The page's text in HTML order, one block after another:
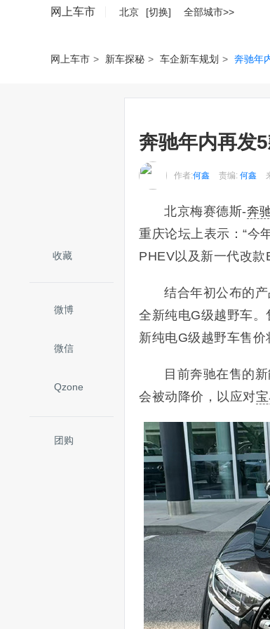
网上车市 北京 [切换] 全部城市>>
网上车市 > 新车探秘 > 车企新车规划 > 奔驰年
收藏
微博
微信
Qzone
团购
奔驰年内再发
作者:何鑫 责编: 何鑫
北京梅赛德斯-奔
重庆论坛上表示：“今
PHEV以及新一代改
结合年初公布的
全新纯电G级越野车
新纯电G级越野车售价
目前奔驰在售的
会被动降价，以应对